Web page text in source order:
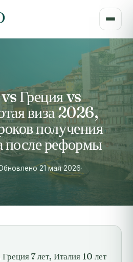
Греция vs
виза 2026,
получения
после реформы
21 мая 2026·
7 лет, Италия 10 лет